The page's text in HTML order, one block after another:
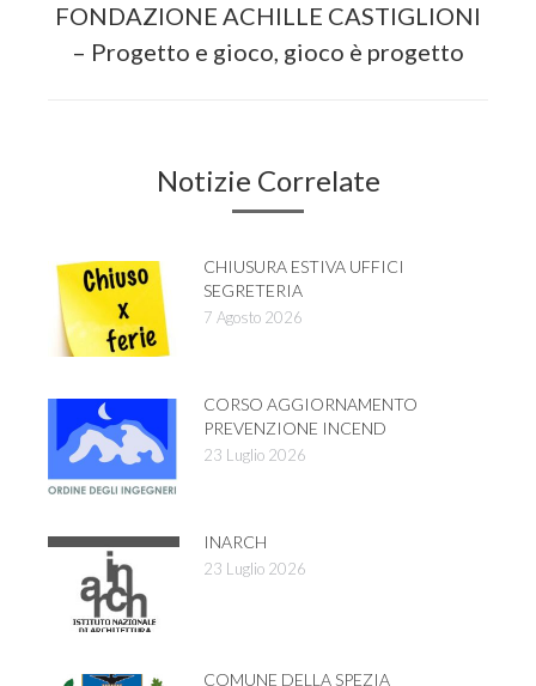
Next
post:
FONDAZIONE ACHILLE CASTIGLIONI
– Progetto e gioco, gioco è progetto
Notizie Correlate
CHIUSURA ESTIVA UFFICI
SEGRETERIA
7 Agosto 2026
CORSO AGGIORNAMENTO
PREVENZIONE INCEND
23 Luglio 2026
INARCH
23 Luglio 2026
COMUNE DELLA SPEZIA